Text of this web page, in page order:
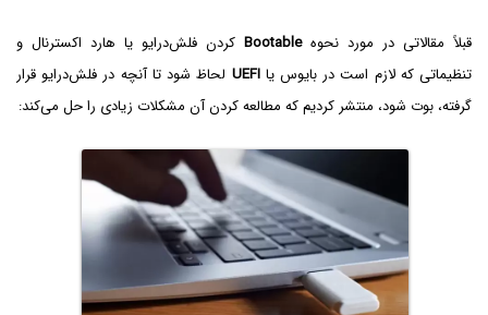
قبلاً مقالاتی در مورد نحوهBootable کردن فلش‌درایو یا هارد اکسترنال و
تنظیماتی که لازم است در بایوس یاUEFI لحاظ شود تا آنچه در فلش‌درایو قرار
گرفته، بوت شود، منتشر کردیم که مطالعه کردن آن مشکلات زیادی را حل می‌کند: